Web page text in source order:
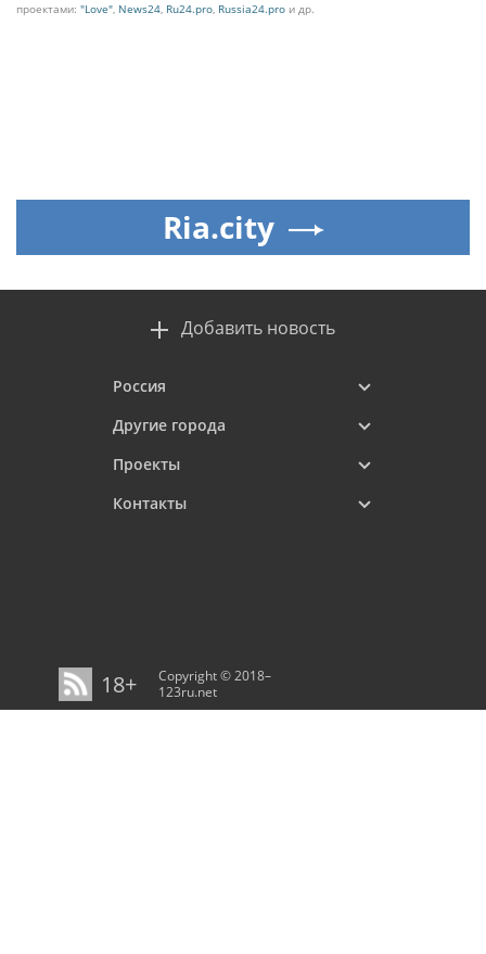
проектами: "Love", News24, Ru24.pro, Russia24.pro и др.
Ria.city
Добавить новость
Россия
Другие города
Проекты
Контакты
18+
Copyright © 2018–
123ru.net